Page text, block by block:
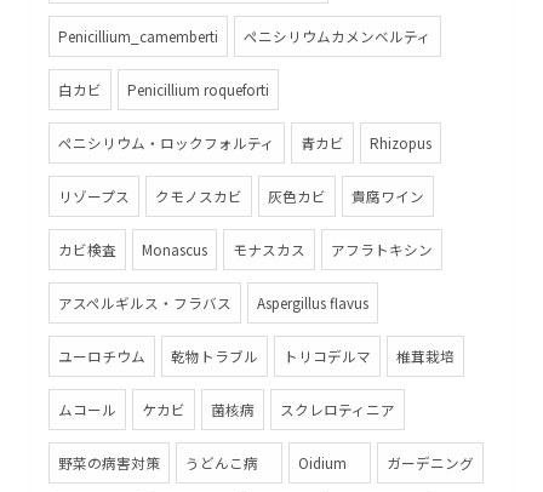
Penicillium_camemberti ペニシリウムカメンベルティ
白カビ Penicillium roqueforti
ペニシリウム・ロックフォルティ 青カビ Rhizopus
リゾープス クモノスカビ 灰色カビ 貴腐ワイン
カビ検査 Monascus モナスカス アフラトキシン
アスペルギルス・フラバス Aspergillus flavus
ユーロチウム 乾物トラブル トリコデルマ 椎茸栽培
ムコール ケカビ 菌核病 スクレロティニア
野菜の病害対策 うどんこ病 Oidium ガーデニング